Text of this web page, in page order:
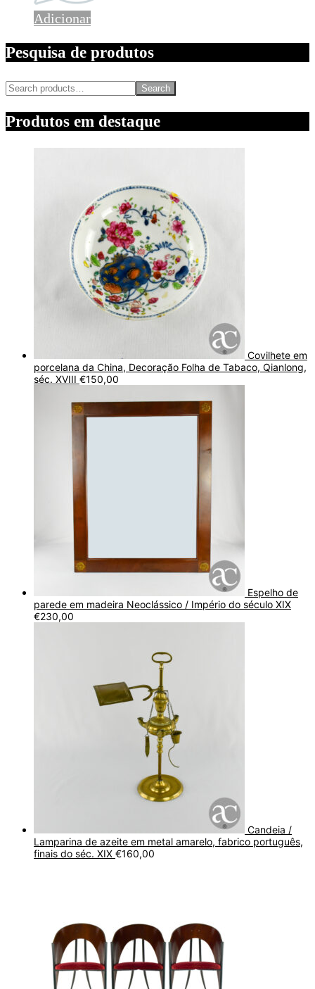
Adicionar
Pesquisa de produtos
Search
Produtos em destaque
Covilhete em
porcelana da China, Decoração Folha de Tabaco, Qianlong,
séc. XVIII €150,00
Espelho de
parede em madeira Neoclássico / Império do século XIX
€230,00
Candeia /
Lamparina de azeite em metal amarelo, fabrico português,
finais do séc. XIX €160,00